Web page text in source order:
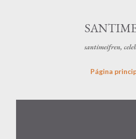
santimeifren,
Página